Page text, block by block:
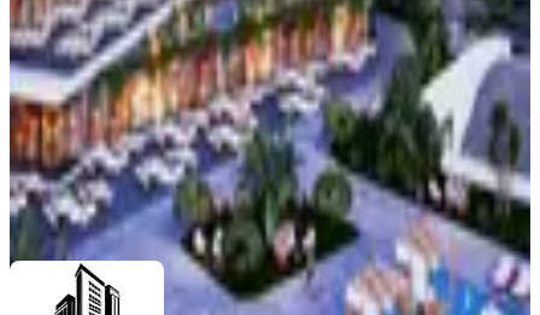
2+1·110 m²·Bahçe katı·28.07.2026
219.000 €
AYVAZ GAYRİMENKUL EMLAK İNŞAATSezgin Ayvaz
Ara